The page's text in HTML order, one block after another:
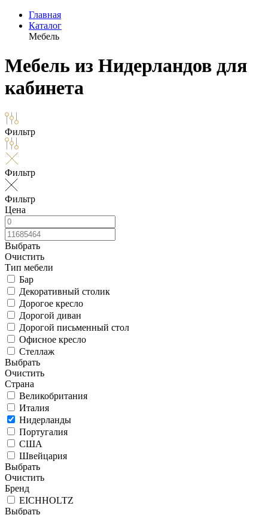
Главная
Каталог
Мебель
Мебель из Нидерландов для
кабинета
Фильтр
Фильтр
Фильтр
Цена
Выбрать
Очистить
Тип мебели
Бар
Декоративный столик
Дорогое кресло
Дорогой диван
Дорогой письменный стол
Офисное кресло
Стеллаж
Выбрать
Очистить
Страна
Великобритания
Италия
Нидерланды
Португалия
США
Швейцария
Выбрать
Очистить
Бренд
EICHHOLTZ
Выбрать